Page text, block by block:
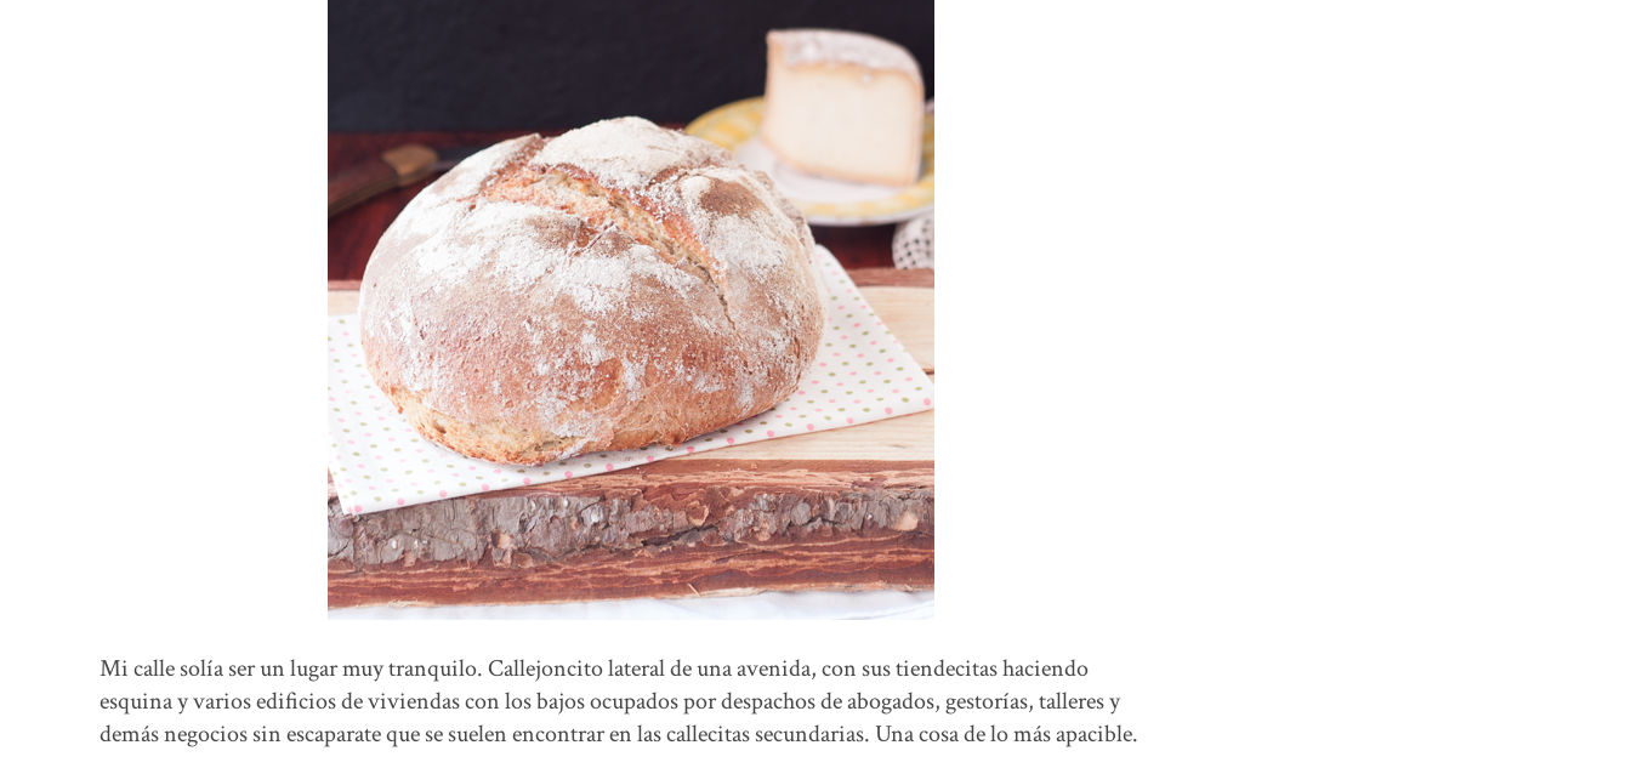
Mi calle solía ser un lugar muy tranquilo. Callejoncito lateral de una avenida, con sus tiendecitas haciendo
esquina y varios edificios de viviendas con los bajos ocupados por despachos de abogados, gestorías, talleres y
demás negocios sin escaparate que se suelen encontrar en las callecitas secundarias. Una cosa de lo más apacible.